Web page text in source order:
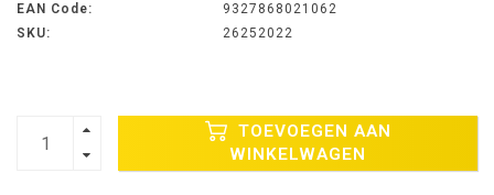
EAN Code:
9327868021062
SKU:
26252022
TOEVOEGEN AAN
WINKELWAGEN